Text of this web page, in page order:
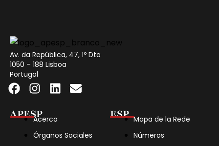
Av. da República, 47, 1º Dto
1050 – 188 Lisboa
Portugal
APESPAcerca
Órganos Sociales
ESP Mapa de la Rede
Números